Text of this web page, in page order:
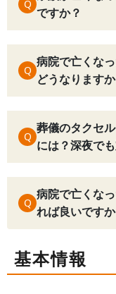
Q
ですか？
Q
病院で亡くな
どうなります
Q
葬儀のタクセ
には？深夜で
Q
病院で亡くな
れば良いです
基本情報